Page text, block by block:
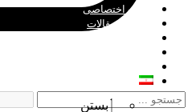
چاپ اختصاصی
اخبار و مقالات
بستن